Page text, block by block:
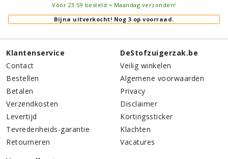
Vóór 23:59 besteld = Maandag verzonden!
Bijna uitverkocht! Nog 3 op voorraad.
Klantenservice
Contact
Bestellen
Betalen
Verzendkosten
Levertijd
Tevredenheids-garantie
Retourneren
DeStofzuigerzak.be
Veilig winkelen
Algemene voorwaarden
Privacy
Disclaimer
Kortingssticker
Klachten
Vacatures